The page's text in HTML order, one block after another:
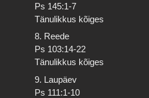
Ps 145:1-7
Tänulikkus kõiges
8. Reede
Ps 103:14-22
Tänulikkus kõiges
9. Laupäev
Ps 111:1-10